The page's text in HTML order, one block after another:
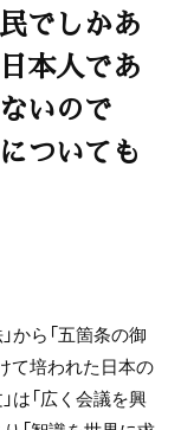
でしかあ
本人であ
いので
ついても
から「五箇条の御
て培われた日本の
は「広く会議を興